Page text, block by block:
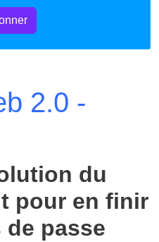
2.0 -
du
pour en finir
de passe